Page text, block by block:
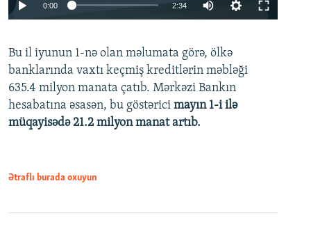
0:00 2:34
360p
480p
720p
Bu il iyunun 1-nə olan məlumata görə, ölkə
banklarında vaxtı keçmiş kreditlərin məbləği
635.4 milyon manata çatıb. Mərkəzi Bankın
hesabatına əsasən, bu göstərici mayın 1-i ilə
müqayisədə 21.2 milyon manat artıb.
Ətraflı burada oxuyun